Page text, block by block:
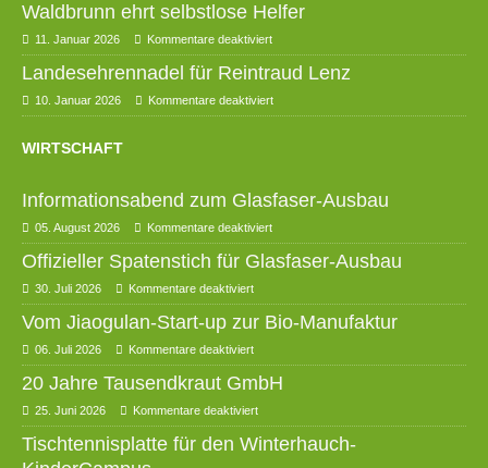
Waldbrunn ehrt selbstlose Helfer
11. Januar 2026 Kommentare deaktiviert
Landesehrennadel für Reintraud Lenz
10. Januar 2026 Kommentare deaktiviert
WIRTSCHAFT
Informationsabend zum Glasfaser-Ausbau
05. August 2026 Kommentare deaktiviert
Offizieller Spatenstich für Glasfaser-Ausbau
30. Juli 2026 Kommentare deaktiviert
Vom Jiaogulan-Start-up zur Bio-Manufaktur
06. Juli 2026 Kommentare deaktiviert
20 Jahre Tausendkraut GmbH
25. Juni 2026 Kommentare deaktiviert
Tischtennisplatte für den Winterhauch-